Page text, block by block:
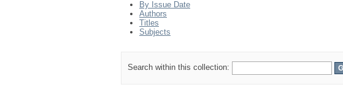
By Issue Date
Authors
Titles
Subjects
Search within this collection: